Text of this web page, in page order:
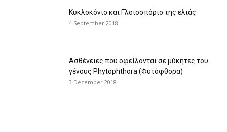
Κυκλοκόνιο και Γλοιοσπόριο της ελιάς
4 September 2018
Ασθένειες που οφείλονται σε μύκητες του
γένους Phytophthora (Φυτόφθορα)
3 December 2018